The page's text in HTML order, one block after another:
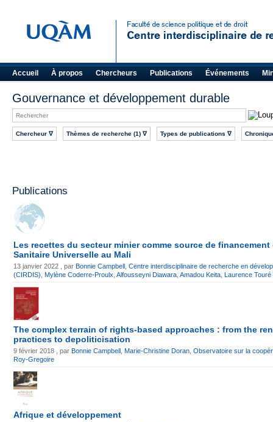
Accueil À propos Chercheurs Publications Événements
Gouvernance et développement durable
Chercheur ∇ Thèmes de recherche (1) ∇ Types de publications ∇
Publications
Les recettes du secteur minier comme source de financement
Sanitaire Universelle au Mali
13 janvier 2022 , parBonnie Campbell ,Centre interdisciplinaire de recherche en
(CIRDIS) ,Mylène Coderre-Proulx ,Alfousseyni Diawara ,Amadou Keita ,Laurence Touré
The complex terrain of rights-based approaches : from the
practices to depoliticisation
9 février 2018 , par Bonnie Campbell , Marie-Christine Doran,Observatoire sur la
Roy-Gregoire
Afrique et développement